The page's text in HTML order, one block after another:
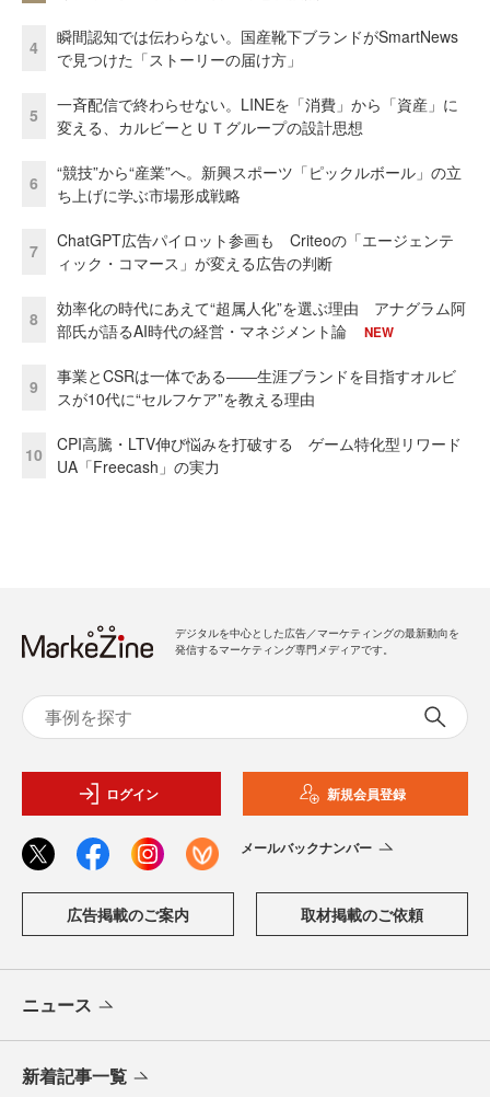
4
瞬間認知では伝わらない。国産靴下ブランドがSmartNews
で見つけた「ストーリーの届け方」
5
一斉配信で終わらせない。LINEを「消費」から「資産」に
変える、カルビーとＵＴグループの設計思想
6
“競技”から“産業”へ。新興スポーツ「ピックルボール」の立
ち上げに学ぶ市場形成戦略
7
ChatGPT広告パイロット参画も Criteoの「エージェンテ
ィック・コマース」が変える広告の判断
8
効率化の時代にあえて“超属人化”を選ぶ理由 アナグラム阿
部氏が語るAI時代の経営・マネジメント論
NEW
9
事業とCSRは一体である――生涯ブランドを目指すオルビ
スが10代に“セルフケア”を教える理由
10
CPI高騰・LTV伸び悩みを打破する ゲーム特化型リワード
UA「Freecash」の実力
デジタルを中心とした広告／マーケティングの最新動向を
発信するマーケティング専門メディアです。
ログイン 新規会員登録
メールバックナンバー
広告掲載のご案内 取材掲載のご依頼
ニュース
新着記事一覧